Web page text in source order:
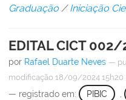
Graduação /Iniciação
EDITAL CICT
por Rafael Duarte Neves —
modificação 18/09/2024 15h20
— registrado em: PIBIC